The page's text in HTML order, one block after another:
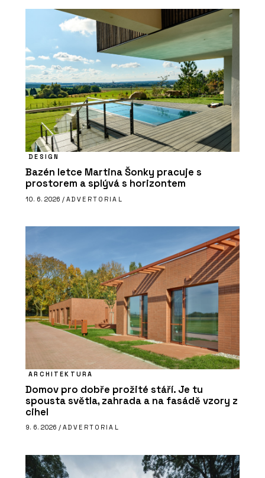
DESIGN
Bazén letce Martina Šonky pracuje s
prostorem a splývá s horizontem
10. 6. 2026 / ADVERTORIAL
ARCHITEKTURA
Domov pro dobře prožité stáří. Je tu
spousta světla, zahrada a na fasádě vzory z
cihel
9. 6. 2026 / ADVERTORIAL